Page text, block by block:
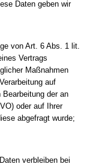
Daten geben wir
von Art. 6 Abs. 1 lit.
Vertrags
Maßnahmen
auf
der an
oder auf Ihrer
abgefragt wurde;
verbleiben bei